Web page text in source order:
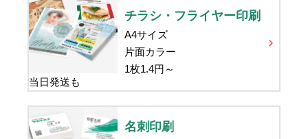
当日発送も
チラシ・フライヤー印刷
A4サイズ
片面カラー
1枚1.4円～
名刺印刷